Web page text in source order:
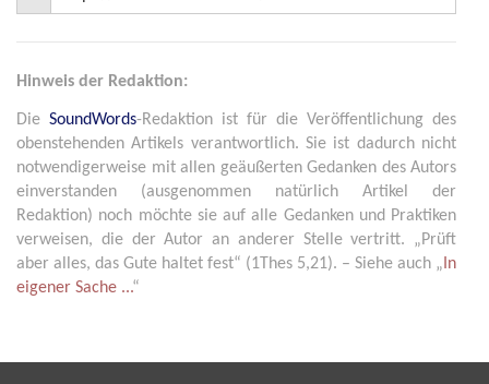
Hinweis der Redaktion:
Die SoundWords-Redaktion ist für die Veröffentlichung des
obenstehenden Artikels verantwortlich. Sie ist dadurch nicht
notwendigerweise mit allen geäußerten Gedanken des Autors
einverstanden (ausgenommen natürlich Artikel der
Redaktion) noch möchte sie auf alle Gedanken und Praktiken
verweisen, die der Autor an anderer Stelle vertritt. „Prüft
aber alles, das Gute haltet fest“ (1Thes 5,21). – Siehe auch „ In
eigener Sache ...“